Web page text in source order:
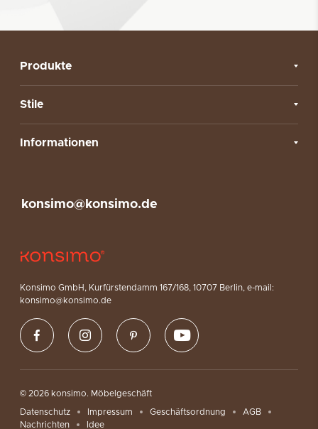
Produkte
Stile
Informationen
Konsimo GmbH, Kurfürstendamm 167/168, 10707 Berlin, e-mail:
konsimo@konsimo.de
konsimo@konsimo.de
© 2026 konsimo. Möbelgeschäft
Datenschutz Impressum Geschäftsordnung
AGB
Nachrichten
Idee